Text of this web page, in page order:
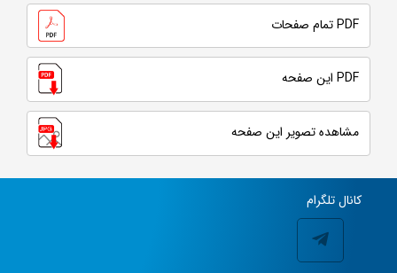
PDF تمام صفحات
PDF این صفحه
مشاهده تصویر این صفحه
کانال تلگرام